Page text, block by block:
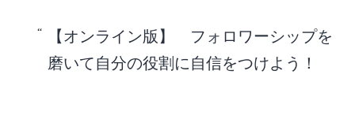
【オンライン版】 フォロワーシップを
磨いて自分の役割に自信をつけよう！